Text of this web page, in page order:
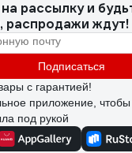
на рассылкуи
распродажи ждут!
Подписаться
с гарантией!
приложение,
под рукой